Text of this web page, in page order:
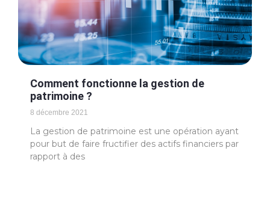
Comment fonctionne la gestion de
patrimoine ?
8 décembre 2021
La gestion de patrimoine est une opération ayant
pour but de faire fructifier des actifs financiers par
rapport à des